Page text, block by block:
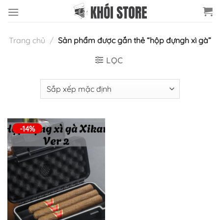
đến
dungTrang chủ / Sản phẩm được gắn thẻ “hộp đựngh xì gà”
LỌC
-14%